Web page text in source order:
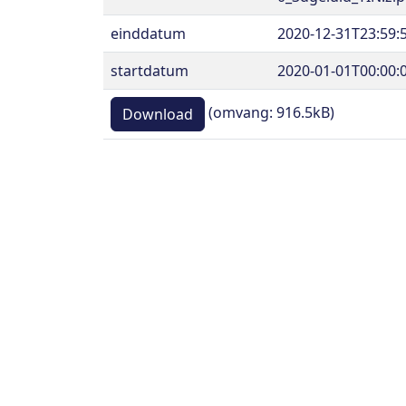
einddatum
2020-12-
startdatum
2020-01-
Download (omvang: 916.5kB)